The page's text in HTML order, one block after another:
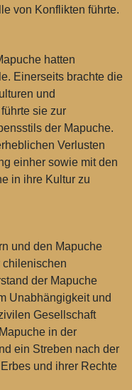
von Konflikten führte.
hatten
Einerseits brachte die
und
sie zur
der Mapuche.
Verlusten
einher sowie mit den
in ihre Kultur zu
und den Mapuche
chilenischen
der Mapuche
Unabhängigkeit und
Gesellschaft
in der
ein Streben nach der
und ihrer Rechte